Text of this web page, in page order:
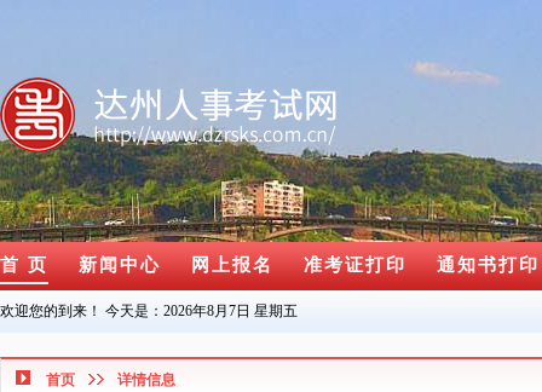
首 页 新闻中心 网上报名 准考证打印 通知书打印
欢迎您的到来！ 今天是： 2026年8月7日 星期五
首页 详情信息